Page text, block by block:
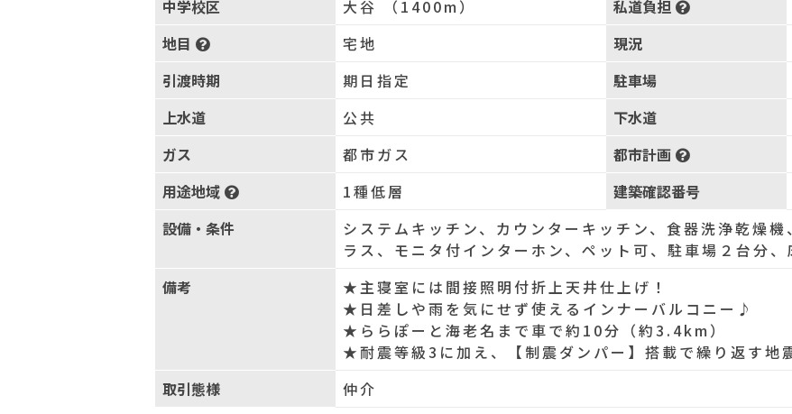
中学校区
大谷 （1400m） 私道負担
地目
宅地 現況
引渡時期
期日指定 駐車場
上水道
公共 下水道
ガス
都市ガス 都市計画
用途地域
1種低層 建築確認番号
設備・条件
システムキッチン、カウンターキッチン、食器洗浄乾燥
ラス、モニタ付インターホン、ペット可、駐車場２台分
備考
★主寝室には間接照明付折上天井仕上げ！
★日差しや雨を気にせず使えるインナーバルコニー♪
★ららぽーと海老名まで車で約10分（約3.4km）
★耐震等級3に加え、【制震ダンパー】搭載で繰り返す地
取引態様
仲介